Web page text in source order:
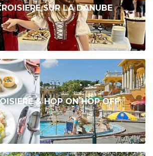
SUR LA DANUBE
& HOP ON HOP OFF